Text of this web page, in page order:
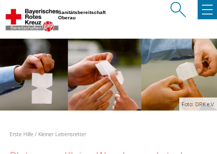
Sanitätsbereitschaft
Oberau
Foto: DRK e.V.
Erste Hilfe Kleiner Lebensretter